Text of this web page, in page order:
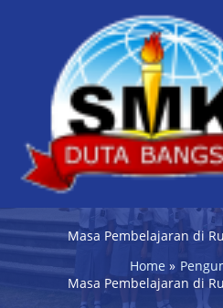
Masa Pembelajaran di
Home
Masa Pembelajaran di